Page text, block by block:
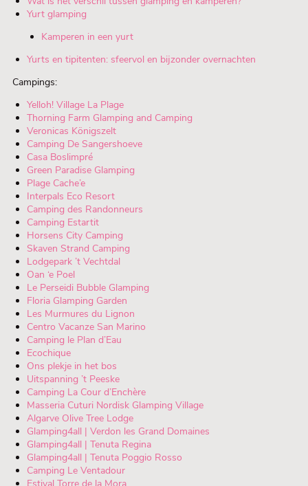
Yurt glamping
Kamperen in een yurt
Yurts en tipitenten: sfeervol en bijzonder overnachten
Campings:
Yelloh! Village La Plage
Thorning Farm Glamping and Camping
Veronicas Königszelt
Camping De Sangershoeve
Casa Boslimpré
Green Paradise Glamping
Plage Cache’e
Interpals Eco Resort
Camping des Randonneurs
Camping Estartit
Horsens City Camping
Skaven Strand Camping
Lodgepark ’t Vechtdal
Oan ‘e Poel
Le Perseidi Bubble Glamping
Floria Glamping Garden
Les Murmures du Lignon
Centro Vacanze San Marino
Camping le Plan d’Eau
Ecochique
Ons plekje in het bos
Uitspanning ’t Peeske
Camping La Cour d’Enchère
Masseria Cuturi Nordisk Glamping Village
Algarve Olive Tree Lodge
Glamping4all | Verdon les Grand Domaines
Glamping4all | Tenuta Regina
Glamping4all | Tenuta Poggio Rosso
Camping Le Ventadour